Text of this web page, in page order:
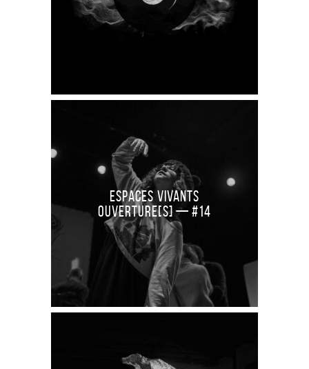
Espaces Vivants
Ouverture[S] — #14